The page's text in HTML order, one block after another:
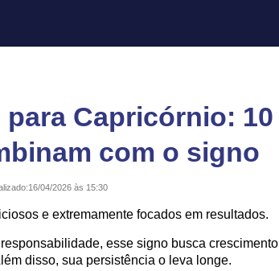
Capricórnio: 10
com o signo
16/04/2026 às 15:30
e extremamente focados em resultados.
esse signo busca crescimento
disso, sua persistência o leva longe.